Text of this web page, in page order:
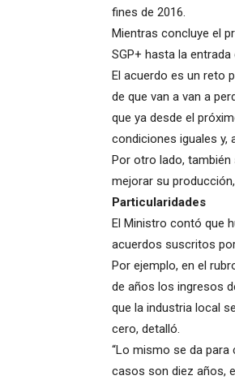
fines de 2016.
Mientras concluye el
SGP+ hasta la
El acuerdo es un reto
de que van a van a
que ya desde el
condiciones iguales y,
Por otro lado,
mejorar su
Particularidades
El Ministro contó que
acuerdos suscritos
Por ejemplo, en el
de años los ingresos
que la industria local
cero, detalló.
“Lo mismo se da para
casos son diez años,